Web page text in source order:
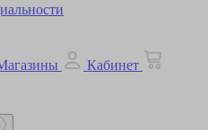
Кабинет